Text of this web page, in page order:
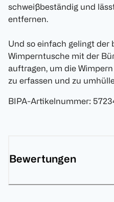
schweißbeständig und
entfernen.
Und so einfach gelingt der
Wimperntusche mit der
auftragen, um die
zu erfassen und zu
BIPA-Artikelnummer:
Bewertungen